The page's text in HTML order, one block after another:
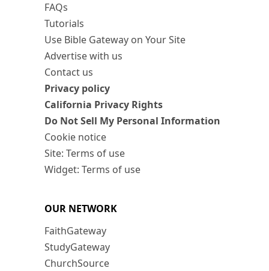
FAQs
Tutorials
Use Bible Gateway on Your Site
Advertise with us
Contact us
Privacy policy
California Privacy Rights
Do Not Sell My Personal Information
Cookie notice
Site: Terms of use
Widget: Terms of use
OUR NETWORK
FaithGateway
StudyGateway
ChurchSource